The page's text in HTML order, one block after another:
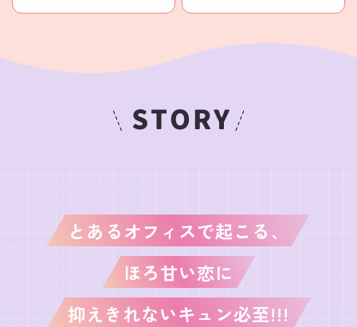
とあるオフィスで起こる、
ほろ甘い恋に
抑えきれないキュン必至!!!